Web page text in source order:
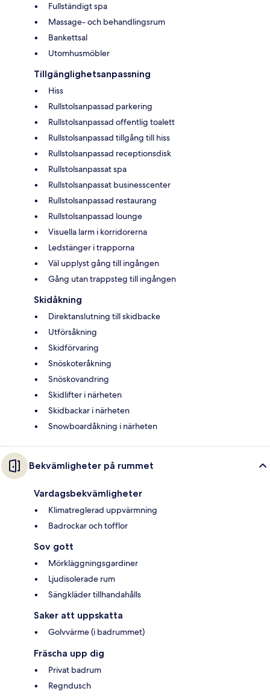
Fullständigt spa
Massage- och behandlingsrum
Bankettsal
Utomhusmöbler
Tillgänglighetsanpassning
Hiss
Rullstolsanpassad parkering
Rullstolsanpassad offentlig toalett
Rullstolsanpassad tillgång till hiss
Rullstolsanpassad receptionsdisk
Rullstolsanpassat spa
Rullstolsanpassat businesscenter
Rullstolsanpassad restaurang
Rullstolsanpassad lounge
Visuella larm i korridorerna
Ledstänger i trapporna
Väl upplyst gång till ingången
Gång utan trappsteg till ingången
Skidåkning
Direktanslutning till skidbacke
Utförsåkning
Skidförvaring
Snöskoteråkning
Snöskovandring
Skidlifter i närheten
Skidbackar i närheten
Snowboardåkning i närheten
Bekvämligheter på rummet
Vardagsbekvämligheter
Klimatreglerad uppvärmning
Badrockar och tofflor
Sov gott
Mörkläggningsgardiner
Ljudisolerade rum
Sängkläder tillhandahålls
Saker att uppskatta
Golvvärme (i badrummet)
Fräscha upp dig
Privat badrum
Regndusch